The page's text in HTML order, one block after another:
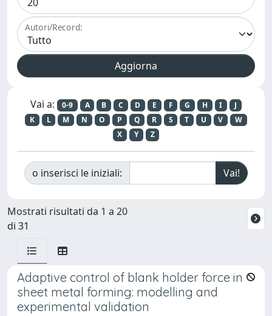
Autori/Record:
Vai a: 0-9 A B C D E F G H I
J
K
L M N O P Q R S T U V
W
X
Y Z
o inserisci le iniziali:
Mostrati risultati da 1 a 20
di 31
Adaptive control of blank holder force in
sheet metal forming: modelling and
experimental validation